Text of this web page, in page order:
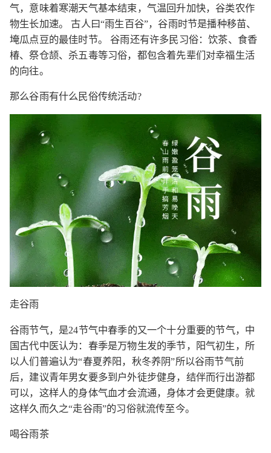
气，意味着寒潮天气基本结束，气温回升加快，谷类农作
物生长加速。 古人曰“雨生百谷”，谷雨时节是播种移苗、
埯瓜点豆的最佳时节。 谷雨还有许多民习俗：饮茶、食香
椿、祭仓颉、杀五毒等习俗，都包含着先辈们对幸福生活
的向往。
那么谷雨有什么民俗传统活动?
走谷雨
谷雨节气，是24节气中春季的又一个十分重要的节气，中
国古代中医认为：春季是万物生发的季节，阳气初生，所
以人们普遍认为“春夏养阳，秋冬养阴”所以谷雨节气前
后，建议青年男女要多到户外徒步健身，结伴而行出游都
可以，这样人的身体气血才会流通，身体才会更健康。就
这样久而久之“走谷雨”的习俗就流传至今。
喝谷雨茶